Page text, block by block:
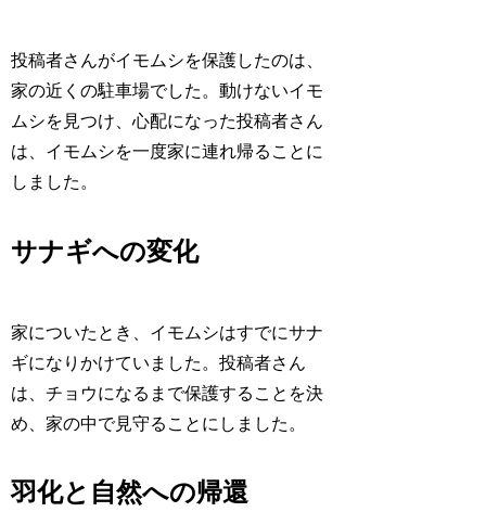
投稿者さんがイモムシを保護したのは、
家の近くの駐車場でした。動けないイモ
ムシを見つけ、心配になった投稿者さん
は、イモムシを一度家に連れ帰ることに
しました。
サナギへの変化
家についたとき、イモムシはすでにサナ
ギになりかけていました。投稿者さん
は、チョウになるまで保護することを決
め、家の中で見守ることにしました。
羽化と自然への帰還